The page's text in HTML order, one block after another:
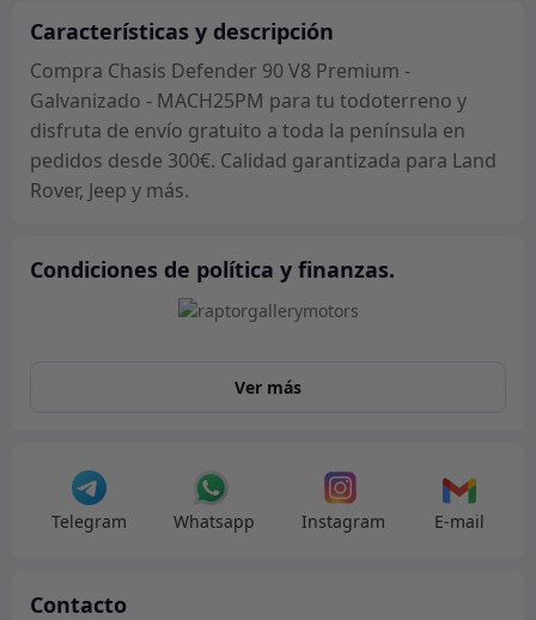
-
MACH25PM
cantidad
Características y descripción
Compra Chasis Defender 90 V8 Premium -
Galvanizado - MACH25PM para tu todoterreno y
disfruta de envío gratuito a toda la península en
pedidos desde 300€. Calidad garantizada para Land
Rover, Jeep y más.
Condiciones de política y finanzas.
Ver más
Telegram Whatsapp Instagram E-mail
Contacto